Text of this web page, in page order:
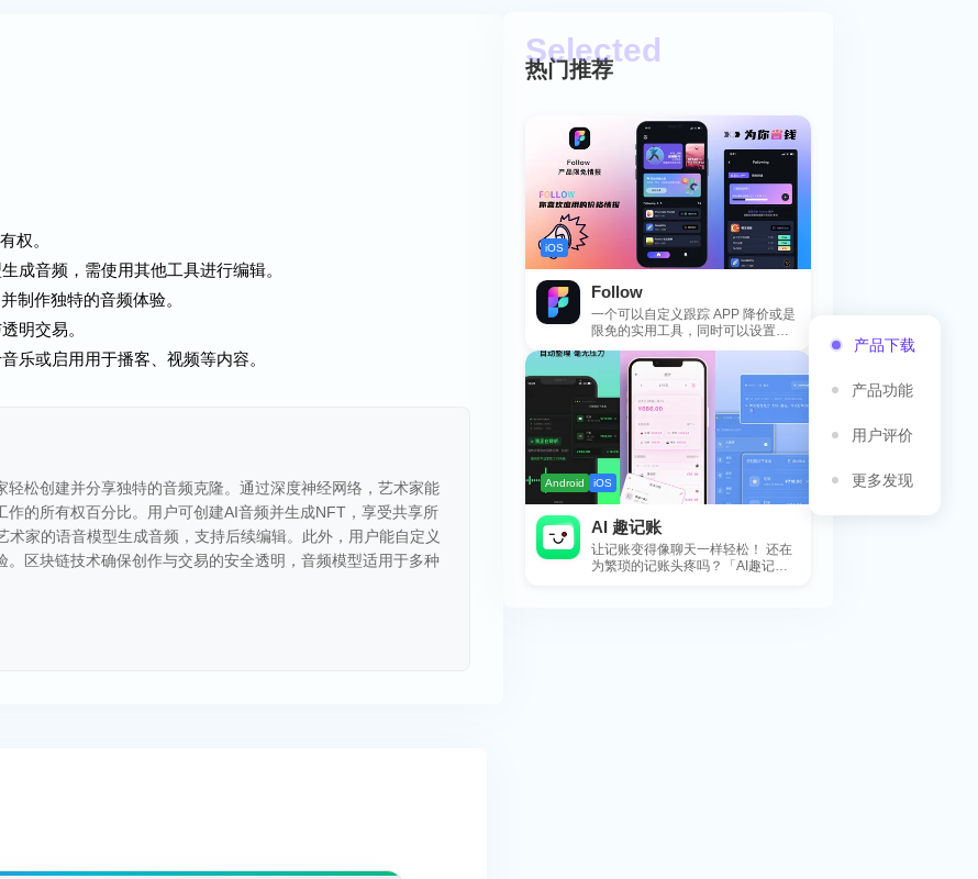
产品下载
产品功能
用户评价
更多发现
权。
成音频，需使用其他工具进行编辑。
制作独特的音频体验。
明交易。
乐或启用用于播客、视频等内容。
松创建并分享独特的音频克隆。通过深度神经网络，艺术家能
的所有权百分比。用户可创建AI音频并生成NFT，享受共享所
家的语音模型生成音频，支持后续编辑。此外，用户能自定义
区块链技术确保创作与交易的安全透明，音频模型适用于多种
热门推荐
iOS
Follow
一个可以自定义跟踪 APP 降价或是
限免的实用工具，同时可以设置包
括 APP，游戏，热门类和精选类
Android iOS
AI 趣记账
让记账变得像聊天一样轻松！ 还在
为繁琐的记账头疼吗？「AI趣记